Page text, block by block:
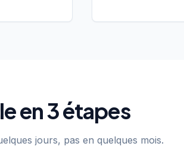
en 3 étapes
jours, pas en quelques mois.